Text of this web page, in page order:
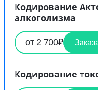
Кодирование
алкоголизма
от 2 700₽
Кодирование